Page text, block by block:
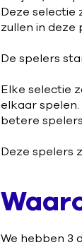
Deze selectie
zullen in
De spelers
Elke selectie
elkaar
betere
Deze spelers
We hebben 3